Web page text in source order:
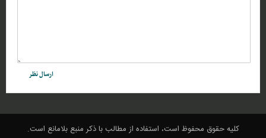
کلیه حقوق محفوظ است، استفاده از مطالب با ذکر منبع بلامانع است.